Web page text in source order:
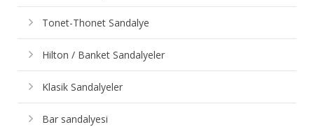
Tonet-Thonet Sandalye
Hilton / Banket Sandalyeler
Klasik Sandalyeler
Bar sandalyesi